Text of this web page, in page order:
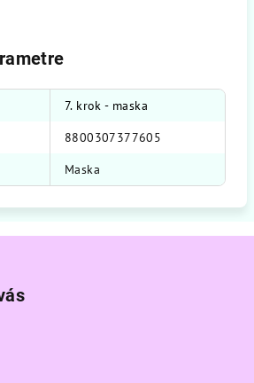
7. krok - maska
8800307377605
Maska